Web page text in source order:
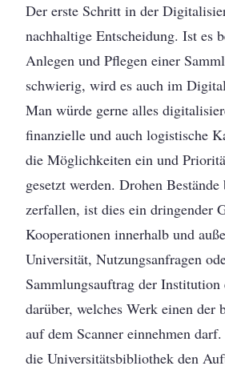
Der erste Schritt in der
nachhaltige Entscheidung. Ist es
Anlegen und Pflegen einer
schwierig, wird es auch im
Man würde gerne alles
finanzielle und auch logistische
die Möglichkeiten ein und
gesetzt werden. Drohen
zerfallen, ist dies ein dringender
Kooperationen innerhalb und
Universität, Nutzungsanfragen
Sammlungsauftrag der Institution
darüber, welches Werk einen der
auf dem Scanner einnehmen
die Universitätsbibliothek den